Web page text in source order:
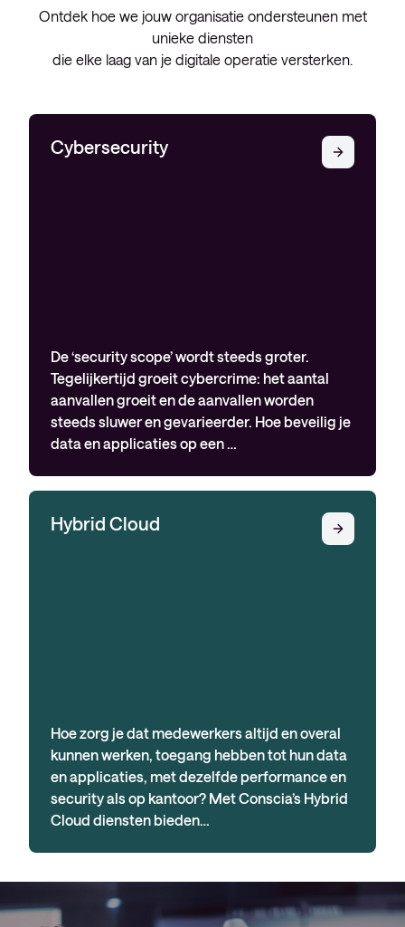
Ontdek hoe we jouw organisatie ondersteunen met
unieke diensten
die elke laag van je digitale operatie versterken.
Cybersecurity
De ‘security scope’ wordt steeds groter.
Tegelijkertijd groeit cybercrime: het aantal
aanvallen groeit en de aanvallen worden
steeds sluwer en gevarieerder. Hoe beveilig je
data en applicaties op een …
Hybrid Cloud
Hoe zorg je dat medewerkers altijd en overal
kunnen werken, toegang hebben tot hun data
en applicaties, met dezelfde performance en
security als op kantoor? Met Conscia’s Hybrid
Cloud diensten bieden…